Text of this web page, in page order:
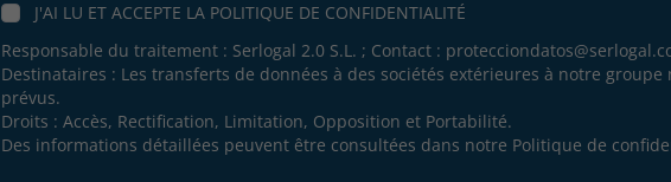
J'AI LU ET ACCEPTE LA POLITIQUE DE CONFIDENTIALITÉ
Responsable du traitement : Serlogal 2.0 S.L. ; Contact :
Destinataires : Les transferts de données à des sociétés extérieures à notre groupe
prévus.
Droits : Accès, Rectification, Limitation, Opposition et Portabilité.
Des informations détaillées peuvent être consultées dans notre Politique de